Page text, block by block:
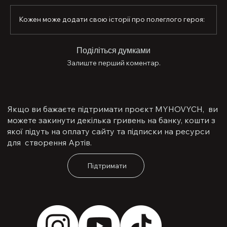
боях, а його присутність на полі бою надихала та
додавала мотивації всьому особовому складу. Він
побратимів. Коли один із них отримав поранення,
Юрій, накривши його собою, під шквальним вогнем
виніс із поля бою. Він завжди йшов першим – і це
було його незмінним принципом.
У Юрія залишилися батьки та сестра. Його ім’я
назавжди вписане в історію боротьби за свободу, а
пам’ять про його відвагу житиме у серцях тих, кого він
захищав.
Кожен може додати свою історії про полеглого героя:
Поділіться думками
Залиште перший коментар.
Якщо ви бажаєте підтримати проєкт MYHOVYCH, ви
можете закинути декілька гривень на банку, кошти з
якої підуть на оплату сайту та підписки на ресурси
для створення Артів.
Підтримати